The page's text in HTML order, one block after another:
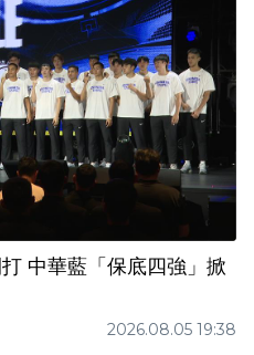
中華藍「保底四強」掀
2026.08.05 19:38